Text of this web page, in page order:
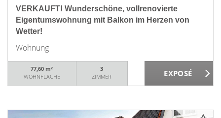
VERKAUFT! Wunderschöne, vollrenovierte
Eigentumswohnung mit Balkon im Herzen von
Wetter!
Wohnung
77,60 m²
WOHNFLÄCHE
3
ZIMMER